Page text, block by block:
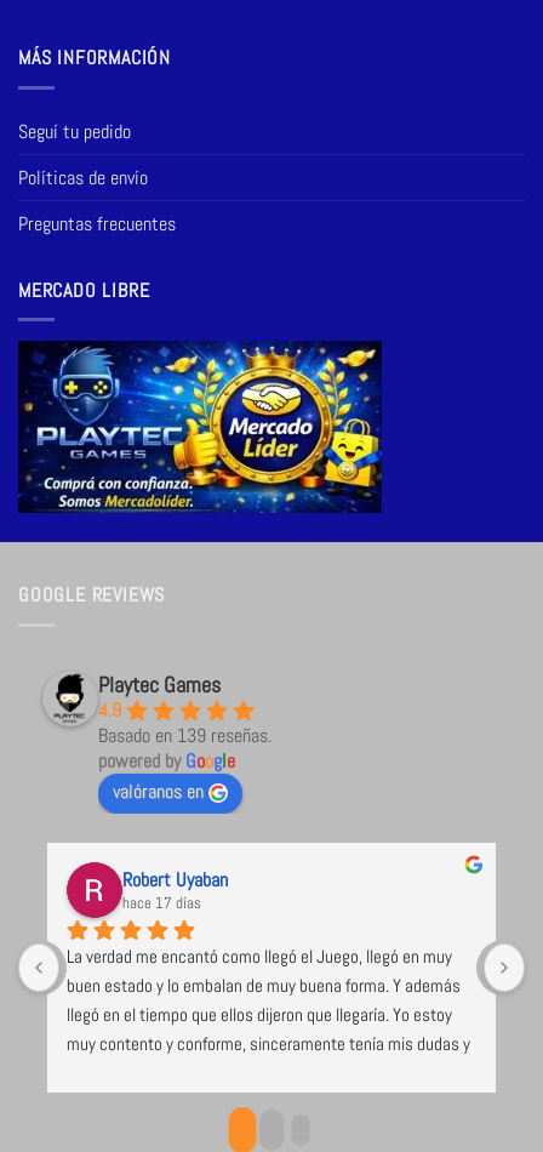
MÁS INFORMACIÓN
Seguí tu pedido
Políticas de envío
Preguntas frecuentes
MERCADO LIBRE
GOOGLE REVIEWS
Playtec Games
4.9
Basado en 139 reseñas.
powered byGoogle
valóranos en
Robert Uyaban
hace 17 días
La verdad me encantó como llegó el Juego, llegó en muy
buen estado y lo embalan de muy buena forma. Y además
llegó en el tiempo que ellos dijeron que llegaría. Yo estoy
muy contento y conforme, sinceramente tenía mis dudas y
lleguen los otros juegos con ansias.